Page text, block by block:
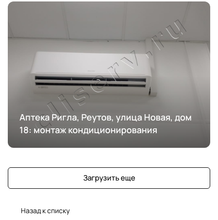
Аптека Ригла, Реутов, улица Новая, дом
18: монтаж кондиционирования
Загрузить еще
Назад к списку